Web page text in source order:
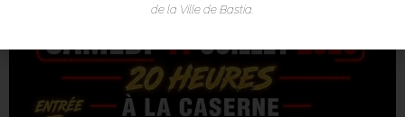
de la Ville de Bastia.